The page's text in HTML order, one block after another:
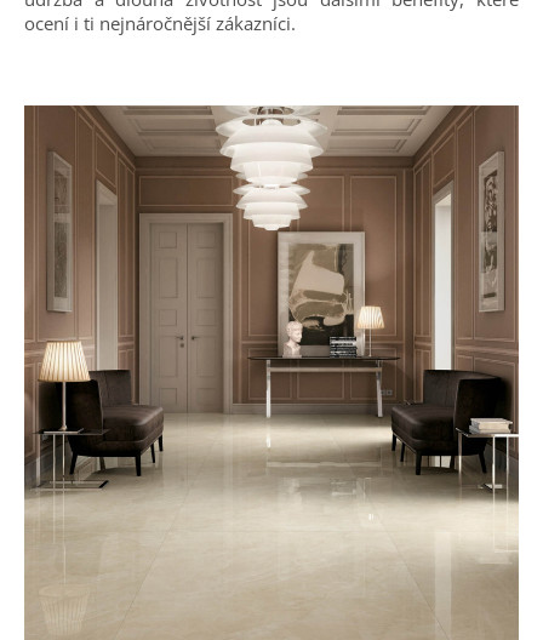
ocení i ti nejnáročnější zákazníci.